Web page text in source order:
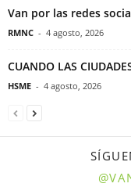
Van por las redes
RMNC - 4 agosto, 2026
CUANDO LAS
HSME - 4 agosto, 2026